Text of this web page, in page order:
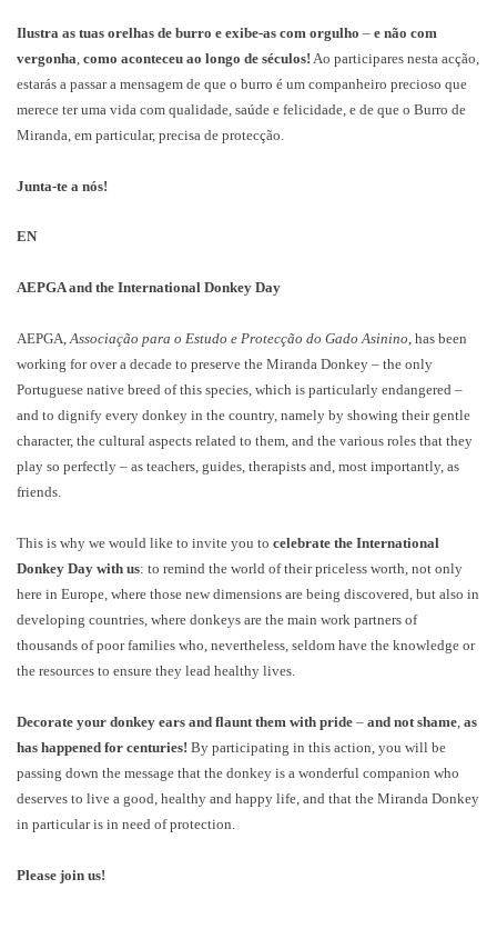
Ilustra as tuas orelhas de burro e exibe-as com orgulho – e não com
vergonha, como aconteceu ao longo de séculos! Ao participares nesta acção,
estarás a passar a mensagem de que o burro é um companheiro precioso que
merece ter uma vida com qualidade, saúde e felicidade, e de que o Burro de
Miranda, em particular, precisa de protecção.
Junta-te a nós!
EN
AEPGA and the International Donkey Day
AEPGA,Associação para o Estudo e Protecção do Gado Asinino, has been
working for over a decade to preserve the Miranda Donkey – the only
Portuguese native breed of this species, which is particularly endangered –
and to dignify every donkey in the country, namely by showing their gentle
character, the cultural aspects related to them, and the various roles that they
play so perfectly – as teachers, guides, therapists and, most importantly, as
friends.
This is why we would like to invite you to celebrate the International
Donkey Day with us: to remind the world of their priceless worth, not only
here in Europe, where those new dimensions are being discovered, but also in
developing countries, where donkeys are the main work partners of
thousands of poor families who, nevertheless, seldom have the knowledge or
the resources to ensure they lead healthy lives.
Decorate your donkey ears and flaunt them with pride – and not shame, as
has happened for centuries! By participating in this action, you will be
passing down the message that the donkey is a wonderful companion who
deserves to live a good, healthy and happy life, and that the Miranda Donkey
in particular is in need of protection.
Please join us!